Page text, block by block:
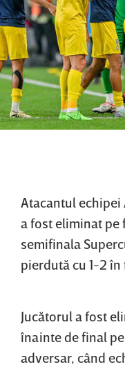
Atacantul echipei
a fost eliminat
semifinala
pierdută cu 1-2
Jucătorul a fost
înainte de final
adversar, când